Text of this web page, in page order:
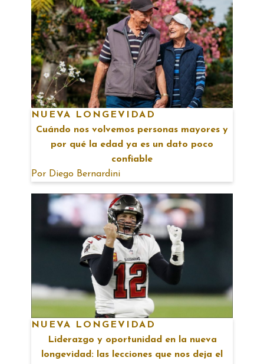
NUEVA LONGEVIDAD
Cuándo nos volvemos personas mayores y
por qué la edad ya es un dato poco
confiable
Por Diego Bernardini
NUEVA LONGEVIDAD
Liderazgo y oportunidad en la nueva
longevidad: las lecciones que nos deja el